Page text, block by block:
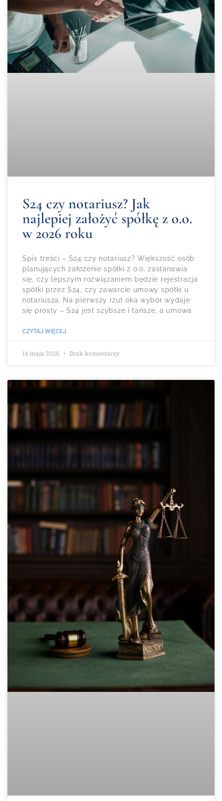
S24 czy notariusz? Jak
najlepiej założyć spółkę z o.o.
w 2026 roku
Spis treści – S24 czy notariusz? Większość osób
planujących założenie spółki z o.o. zastanawia
się, czy lepszym rozwiązaniem będzie rejestracja
spółki przez S24, czy zawarcie umowy spółki u
notariusza. Na pierwszy rzut oka wybór wydaje
się prosty – S24 jest szybsze i tańsze, a umowa
CZYTAJ WIĘCEJ
14 maja 2026 Brak komentarzy